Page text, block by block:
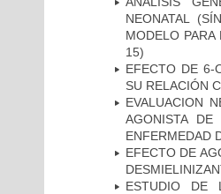
NEONATAL
MODELO
15)
EFECTO DE 6-
SU RELACIÓN
EVALUACION
AGONISTA
ENFERMEDAD
EFECTO DE
ESTUDIO DE